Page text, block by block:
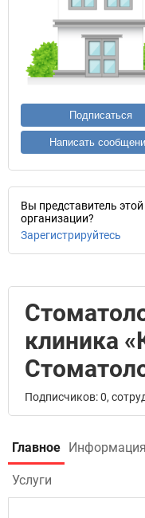
Подписаться
Написать
Вы представитель этой
организации?
Зарегистрируйтесь
клиника
Подписчиков: 0,
Главное Информация
Услуги